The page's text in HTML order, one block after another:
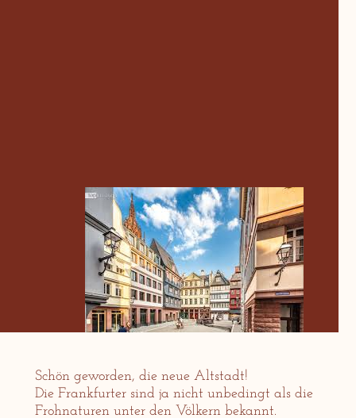
Schön geworden, die neue Altstadt!
Die Frankfurter sind ja nicht unbedingt als die
Frohnaturen unter den Völkern bekannt.